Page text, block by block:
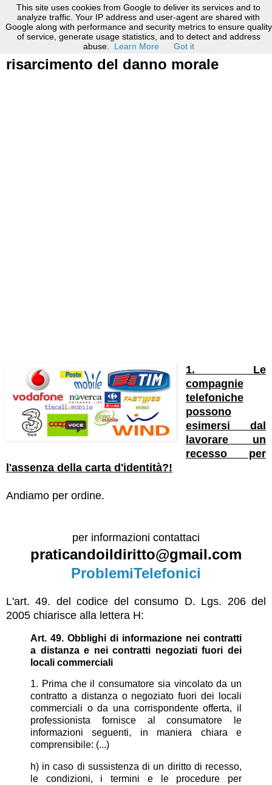
2 febbraio 2021
Recesso senza Carta d'Identità e
risarcimento del danno morale
1. Le
compagnie
telefoniche
possono
esimersi dal
lavorare un
recesso per
l'assenza della carta d'identità?!
Andiamo per ordine.
per informazioni contattaci
praticandoildiritto@gmail.com
ProblemiTelefonici
L'art. 49. del codice del consumo D. Lgs. 206 del
2005 chiarisce alla lettera H:
Art. 49. Obblighi di informazione nei contratti
a distanza e nei contratti negoziati fuori dei
locali commerciali
1. Prima che il consumatore sia vincolato da un
contratto a distanza o negoziato fuori dei locali
commerciali o da una corrispondente offerta, il
professionista fornisce al consumatore le
informazioni seguenti, in maniera chiara e
comprensibile: (...)
h) in caso di sussistenza di un diritto di recesso,
le condizioni, i termini e le procedure per
This site uses cookies from Google to deliver its services and to
analyze traffic. Your IP address and user-agent are shared with
Google along with performance and security metrics to ensure quality
of service, generate usage statistics, and to detect and address
abuse.
Learn More Got it